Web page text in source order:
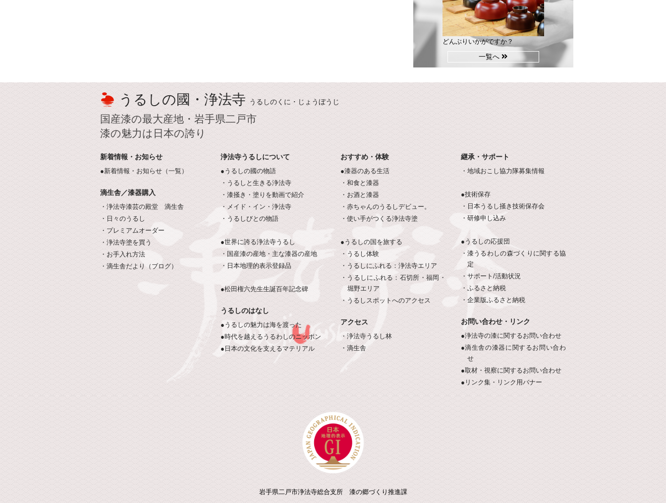
どんぶりいかがですか？
一覧へ
うるしの國・浄法寺 うるしのくに・じょうぼうじ
国産漆の最大産地・岩手県二戸市
漆の魅力は日本の誇り
新着情報・お知らせ
●新着情報・お知らせ（一覧）
滴生舎／漆器購入
・浄法寺漆芸の殿堂 滴生舎
・日々のうるし
・プレミアムオーダー
・浄法寺塗を買う
・お手入れ方法
・滴生舎だより（ブログ）
浄法寺うるしについて
●うるしの國の物語
・うるしと生きる浄法寺
・漆掻き・塗りを動画で紹介
・メイド・イン・浄法寺
・うるしびとの物語
●世界に誇る浄法寺うるし
・国産漆の産地・主な漆器の産地
・日本地理的表示登録品
●松田権六先生生誕百年記念碑
うるしのはなし
●うるしの魅力は海を渡った
●時代を越えるうるわしのニッポン
●日本の文化を支えるマテリアル
おすすめ・体験
●漆器のある生活
・和食と漆器
・お酒と漆器
・赤ちゃんのうるしデビュー。
・使い手がつくる浄法寺塗
●うるしの国を旅する
・うるし体験
・うるしにふれる：浄法寺エリア
・うるしにふれる：石切所・福岡・
堀野エリア
・うるしスポットへのアクセス
アクセス
・浄法寺うるし林
・滴生舎
継承・サポート
・地域おこし協力隊募集情報
●技術保存
・日本うるし掻き技術保存会
・研修申し込み
●うるしの応援団
・漆うるわしの森づくりに関する協
定
・サポート/活動状況
・ふるさと納税
・企業版ふるさと納税
お問い合わせ・リンク
●浄法寺の漆に関するお問い合わせ
●滴生舎の漆器に関するお問い合わ
せ
●取材・視察に関するお問い合わせ
●リンク集・リンク用バナー
岩手県二戸市浄法寺総合支所 漆の郷づくり推進課